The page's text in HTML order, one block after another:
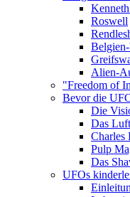
Roswell
Alien-
"Freedom of
Bevor die
Die
Das
Charles
Pulp
Das
UFOs